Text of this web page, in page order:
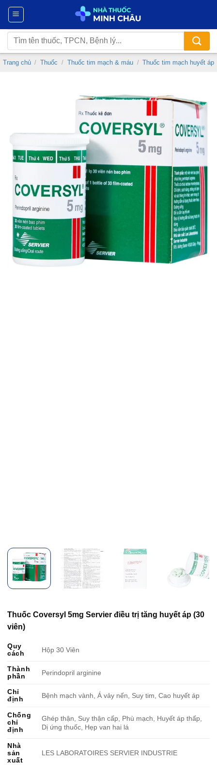
Chuyển
nội
dung
Tìm
kiếm:
Trang chủ / Thuốc / Thuốc tim mạch & máu / Thuốc tim mạch huyết áp
Thuốc Coversyl 5mg Servier điều trị tăng huyết áp (30
viên)
Quy
cách
Hộp 30 Viên
Thành
phần
Perindopril arginine
Chỉ
định
Bệnh mạch vành, Á vảy nến, Suy tim, Cao huyết áp
Chống
chỉ
định
Ghép thận, Suy thận cấp, Phù mạch, Huyết áp thấp,
Dị ứng thuốc, Hẹp van hai lá
Nhà
sản
xuất
LES LABORATOIRES SERVIER INDUSTRIE